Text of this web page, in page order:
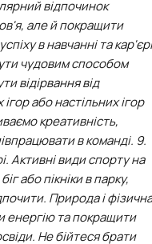
відпочинок
але й покращити
в навчанні та
чудовим способом
відірвання від
або настільних ігор
креативність,
в команді. 9.
Активні види спорту на
або пікніки в парку,
Природа і фізична
енергію та покращити
Не бійтеся брати